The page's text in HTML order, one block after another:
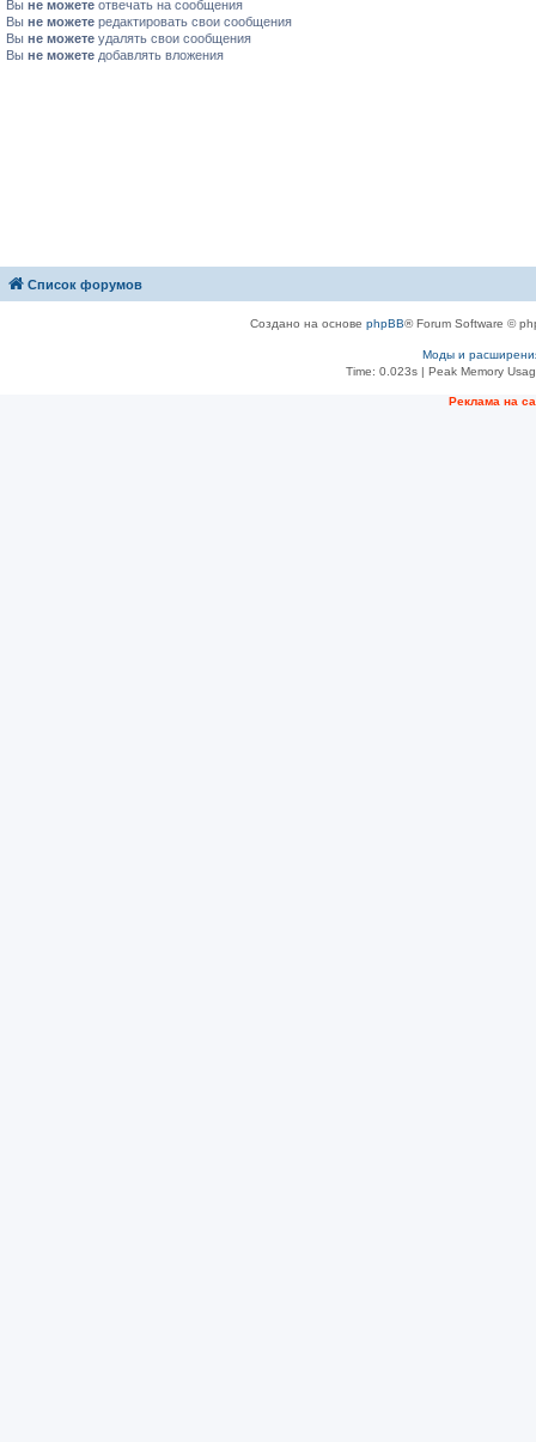
Вы не можете отвечать на сообщения
Вы не можете редактировать свои сообщения
Вы не можете удалять свои сообщения
Вы не можете добавлять вложения
Список форумов
Создано на основе phpBB® Forum Software ©
Моды и
Time: 0.023s| Peak Memory
Рeклама на